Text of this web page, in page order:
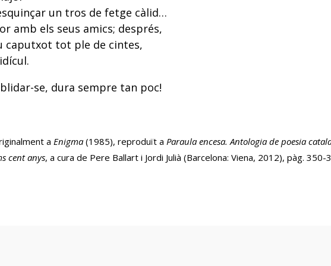
un tros de fetge càlid…
amb els seus amics; després,
caputxot tot ple de cintes,
se, dura sempre tan poc!
aEnigma (1985), reproduït aParaula encesa. Antologia de poesia
cent anys, a cura de Pere Ballart i Jordi Julià (Barcelona: Viena, 2012), pàg. 350-